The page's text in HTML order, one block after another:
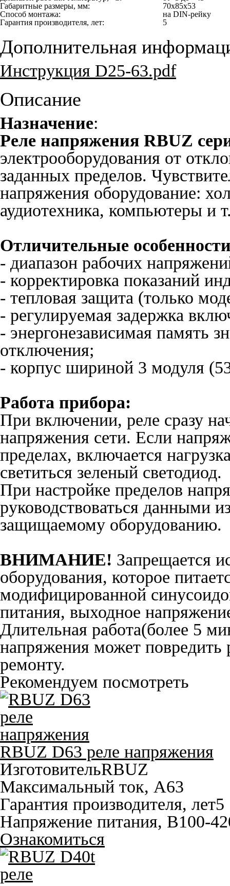
Габаритные размеры, мм:
70x85x53
Способ монтажа:
на DIN-рейку
Гарантия производителя, лет:
5
Дополнительная
Инструкция D25-63.pdf
Описание
Назначение:
Реле напряжения RBUZ
электрооборудования от
заданных пределов.
напряжения оборудование:
аудиотехника, компьютеры и
Отличительные
- диапазон рабочих
- корректировка показаний
- тепловая защита (только
- регулируемая задержка
- энергонезависимая память
отключения;
- корпус шириной 3 модуля
Работа прибора:
При включении, реле сразу
напряжения сети. Если
пределах, включается
светиться зеленый светодиод.
При настройке пределов
руководствоваться данными
защищаемому оборудованию.
ВНИМАНИЕ! Запрещается
оборудования, которое
модифицированной
питания, выходное
Длительная работа(более 5
напряжения может повредить
ремонту.
Рекомендуем посмотреть
RBUZ D63 реле напряжения
ИзготовительRBUZ
Максимальный ток, A63
Гарантия производителя, лет5
Напряжение питания, В100-
Ознакомиться